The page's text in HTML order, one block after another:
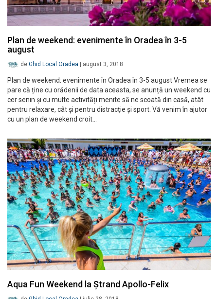
Plan de weekend: evenimente în Oradea în 3-5
august
de Ghid Local Oradea august 3, 2018
Plan de weekend: evenimente în Oradea în 3-5 august Vremea se
pare că ține cu orădenii de data aceasta, se anunță un weekend cu
cer senin și cu multe activități menite să ne scoată din casă, atât
pentru relaxare, cât și pentru distracție și sport. Vă venim în ajutor
cu un plan de weekend croit…
Aqua Fun Weekend la Ștrand Apollo-Felix